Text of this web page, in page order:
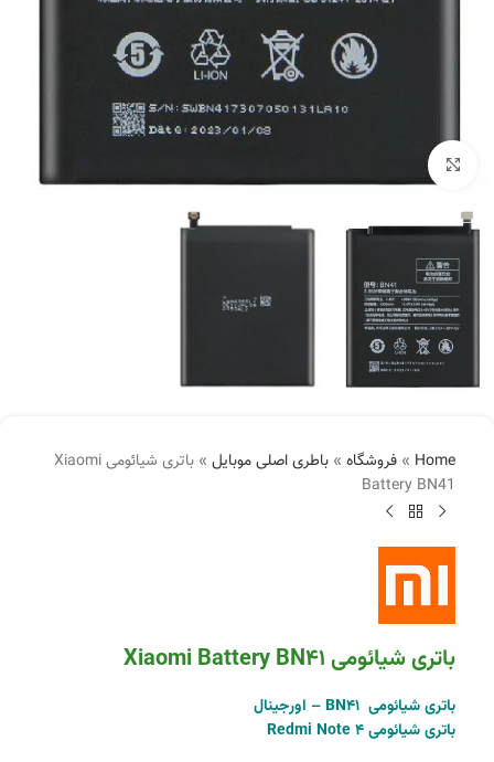
بزرگنمایی تصویر
Home
» فروشگاه » باطری اصلی موبایل »
باتری شیائومی Xiaomi
Battery BN41
باتری شیائومی Xiaomi Battery BN41
باتری شیائومی BN41 – اورجینال
باتری شیائومی Redmi Note 4